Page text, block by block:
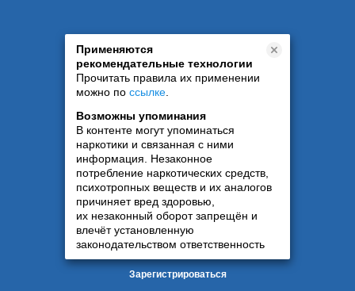
Применяются
рекомендательные технологии
Прочитать правила их применении
можно по ссылке
Возможны упоминания
В контенте могут упоминаться
наркотики и связанная с ними
информация. Незаконное
потребление наркотических средств,
психотропных веществ и их аналогов
причиняет вред здоровью,
их незаконный оборот запрещён и
влечёт установленную
законодательством ответственность
Зарегистрироваться